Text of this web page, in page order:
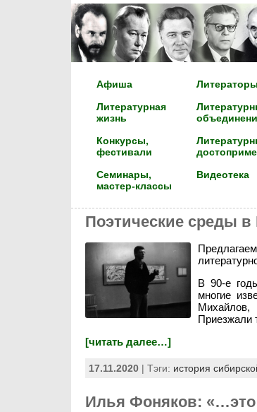
Афиша
Литературная
жизнь
Конкурсы,
фестивали
Семинары,
мастер-классы
Литераторы
Видеотека
Поэтические среды в
В 90-е
многие
Михайлов,
Приезжали
[читать далее…]
17.11.2020| Тэги: история
Илья Фоняков: